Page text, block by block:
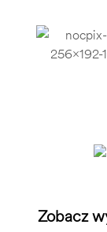
Zobacz